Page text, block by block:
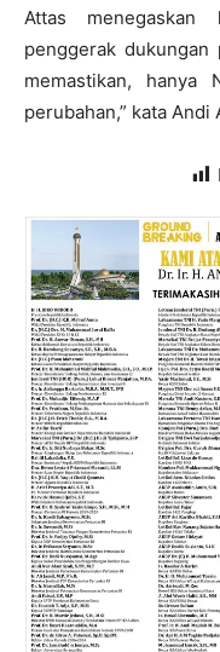
Attas menegaskan
penggerak dukungan
memastikan, hanya
perubahan,” kata Andi